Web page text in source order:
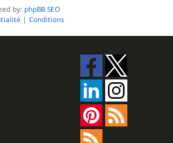
by: phpBB SEO
| Conditions